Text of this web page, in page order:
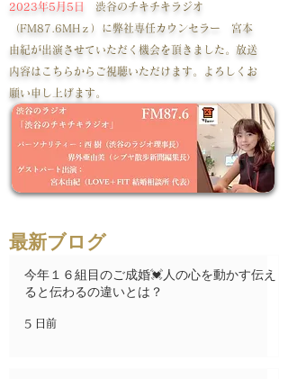
2023年5月5日 渋谷のチキチキラジオ
（FM87.6MHｚ）に弊社専任カウンセラー 宮本
由紀が出演させていただく機会を頂きました。放送
内容はこちらからご視聴いただけます。よろしくお
願い申し上げます。
最新ブログ
今年１６組目のご成婚💓人の心を動かす伝え
ると伝わるの違いとは？
5 日前